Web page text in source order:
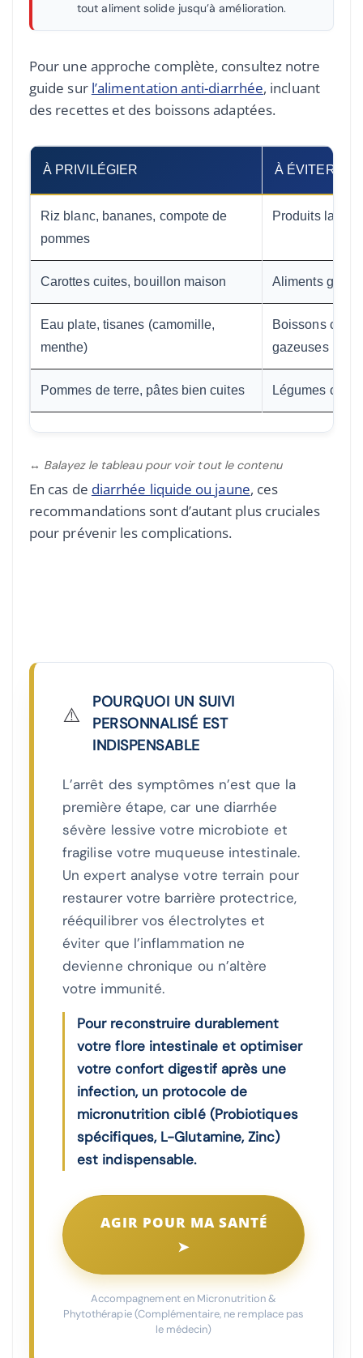
tout aliment solide jusqu’à amélioration.
Pour une approche complète, consultez notre
guide sur l’alimentation anti-diarrhée, incluant
des recettes et des boissons adaptées.
À PRIVILÉGIER À ÉVITER
Riz blanc, bananes, compote de
pommes
Produits
Carottes cuites, bouillon maison Aliments gras,
Eau plate, tisanes (camomille,
menthe)
Boissons
gazeuses
Pommes de terre, pâtes bien cuites Légumes
↔ Balayez le tableau pour voir tout le contenu
En cas de diarrhée liquide ou jaune, ces
recommandations sont d’autant plus cruciales
pour prévenir les complications.
⚠️
POURQUOI UN SUIVI
PERSONNALISÉ EST
INDISPENSABLE
L’arrêt des symptômes n’est que la
première étape, car une diarrhée
sévère lessive votre microbiote et
fragilise votre muqueuse intestinale.
Un expert analyse votre terrain pour
restaurer votre barrière protectrice,
rééquilibrer vos électrolytes et
éviter que l’inflammation ne
devienne chronique ou n’altère
votre immunité.
Pour reconstruire durablement
votre flore intestinale et optimiser
votre confort digestif après une
infection, un protocole de
micronutrition ciblé (Probiotiques
spécifiques, L-Glutamine, Zinc)
est indispensable.
AGIR POUR MA SANTÉ
➤
Accompagnement en Micronutrition &
Phytothérapie (Complémentaire, ne remplace pas
le médecin)